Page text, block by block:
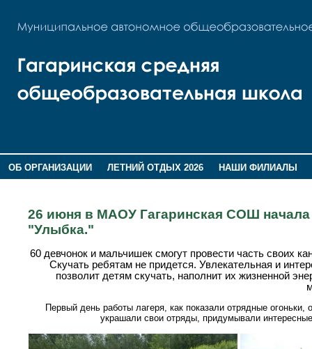
ОБ ОРГАНИЗАЦИИ ЛЕТНИЙ ОТДЫХ 2026
НАШИ ФИЛИАЛЫ
26 июня в МАОУ Гагаринская СОШ
"Улыбка."
60 девчонок и мальчишек смогут провести часть своих
Скучать ребятам не придется. Увлекательная и
позволит детям скучать, наполнит их жизненной
Первый день работы лагеря, как показали отрядные
украшали свои отряды, придумывали